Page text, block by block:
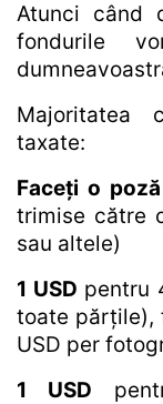
Atunci când
fondurile
Majoritatea
taxate:
Faceți o
trimise către
sau altele)
1 USD pentru
toate părțile),
USD per
1 USD